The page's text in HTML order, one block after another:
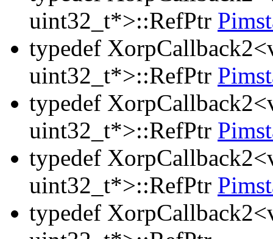
uint32_t*>::RefPtr
typedef
uint32_t*>::RefPtr
typedef
uint32_t*>::RefPtr
typedef
uint32_t*>::RefPtr
typedef